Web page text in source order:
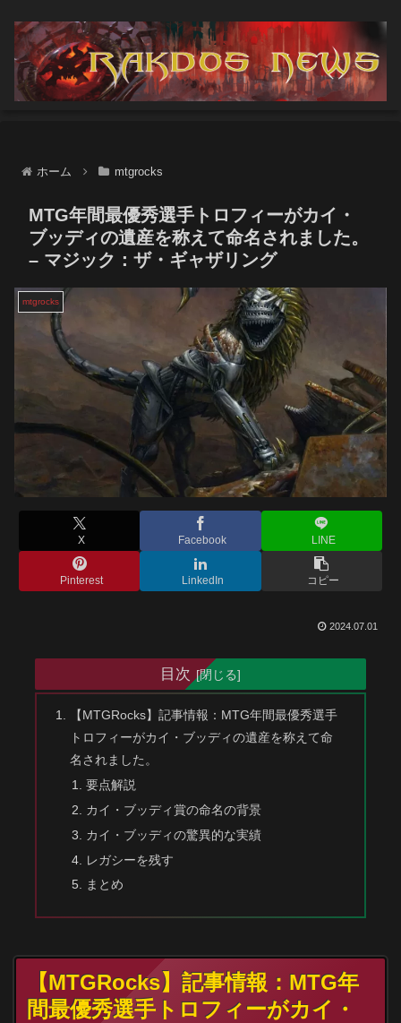
ホーム mtgrocks
MTG年間最優秀選手トロフィーがカイ・
ブッディの遺産を称えて命名されました。
– マジック：ザ・ギャザリング
mtgrocks
X Facebook LINE
Pinterest LinkedIn コピー
2024.07.01
目次
【MTGRocks】記事情報：MTG年間最優秀選手
トロフィーがカイ・ブッディの遺産を称えて命
名されました。
要点解説
カイ・ブッディ賞の命名の背景
カイ・ブッディの驚異的な実績
レガシーを残す
まとめ
【MTGRocks】記事情報：MTG年
間最優秀選手トロフィーがカイ・